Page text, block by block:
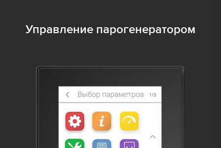
Управление парогенератором